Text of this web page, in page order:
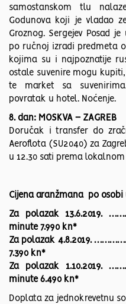
samostanskom tlu
Godunova koji je vladao
Groznog. Sergejev Posad
po ručnoj izradi predmeta
kojima su i najpoznatije
ostale suvenire mogu
te market sa
povratak u hotel. Noćenje.
8. dan: MOSKVA – ZAGREB
Doručak i transfer do
Aeroflota (SU2040) za
u 12.30 sati prema
Cijena aranžmana po osobi
Za polazak 13.6.2019.
minute 7.990 kn*
Za polazak 4.8.2019.
7.390 kn*
Za polazak 1.10.2019.
minute 6.490 kn*
Doplata za jednokrevetnu